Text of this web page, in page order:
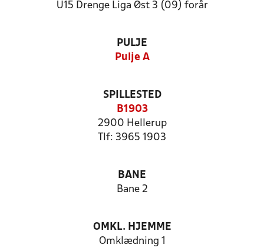
U15 Drenge Liga Øst 3 (09) forår
PULJE
Pulje A
SPILLESTED
B1903
2900 Hellerup
Tlf: 3965 1903
BANE
Bane 2
OMKL. HJEMME
Omklædning 1